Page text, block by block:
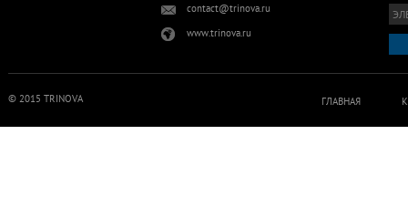
contact@trinova.ru
www.trinova.ru
ГЛАВНАЯ
© 2015 TRINOVA